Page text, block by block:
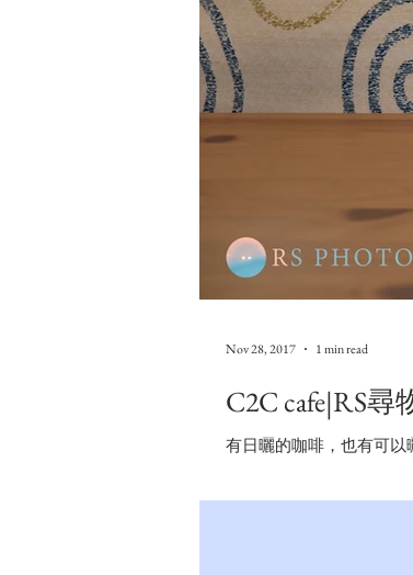
C2C cafe|RS
有日曬的咖啡，也有可以
Nov 28, 2017 1 min read